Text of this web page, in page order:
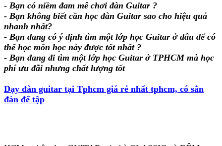
- Bạn có niềm đam mê chơi đàn Guitar ?
- Bạn không biết cần học đàn Guitar sao cho hiệu quả
nhanh nhất?
- Bạn đang có ý định tìm một lớp học Guitar ở đâu để có
thể học môn học này được tốt nhất ?
- Bạn đang đi tìm một lớp học Guitar ở TPHCM mà học
phí ưu đãi nhưng chất lượng tốt
Dạy đàn guitar tại Tphcm giá rẻ nhất tphcm, có sẳn
đàn để tập